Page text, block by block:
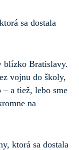
sa dostala
blízko Bratislavy.
vojnu do školy,
a tiež, lebo sme
na
ktorá sa dostala